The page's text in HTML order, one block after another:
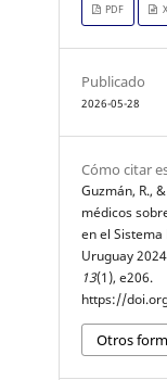
PDF
Publicado
2026-05-28
Cómo citar
Guzmán, R.,
médicos
en el
Uruguay
13(1), e206.
https://
Otros